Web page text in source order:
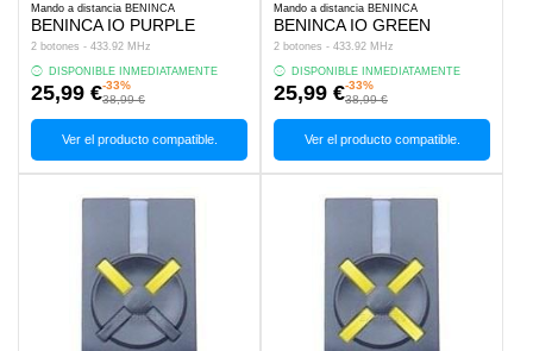
Mando a distancia BENINCA
BENINCA IO PURPLE
2 botones - 433.92 MHz
DISPONIBLE INMEDIATAMENTE
25,99 €-33%
38,99 €
Ver el producto compatible.
Mando a distancia BENINCA
BENINCA IO GREEN
2 botones - 433.92 MHz
DISPONIBLE INMEDIATAMENTE
25,99 €-33%
38,99 €
Ver el producto compatible.